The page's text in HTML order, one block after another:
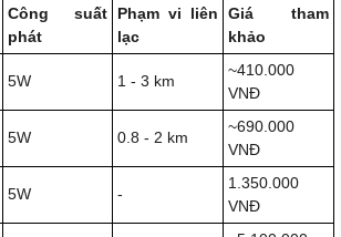
Công suất
phát
Phạm vi liên
lạc
Giá tham
khảo
5W 1 - 3 km
~410.000
VNĐ
5W 0.8 - 2 km
~690.000
VNĐ
5W -
1.350.000
VNĐ